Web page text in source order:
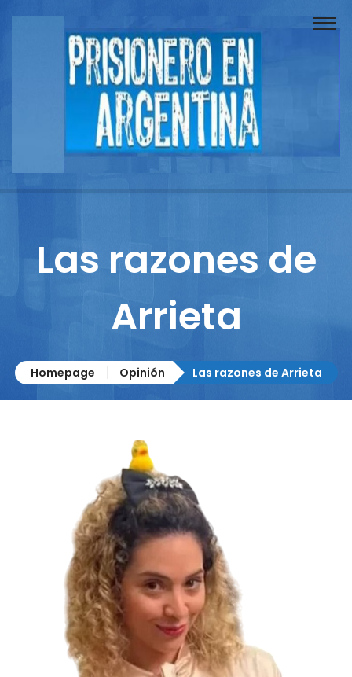
Buscador
Documentos
Reportajes
Las razones de
Arrieta
Homepage Opinión Las razones de Arrieta